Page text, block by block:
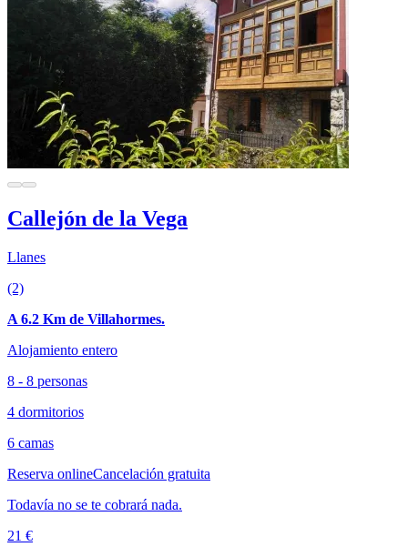
Callejón de la Vega
Llanes
(2)
A 6.2 Km de Villahormes.
Alojamiento entero
8 - 8 personas
4 dormitorios
6 camas
Reserva onlineCancelación gratuita
Todavía no se te cobrará nada.
21 €